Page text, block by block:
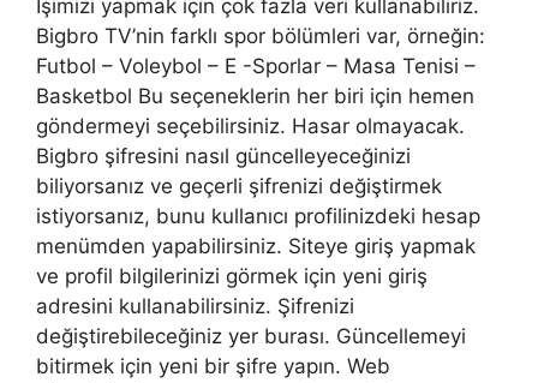
İşimizi yapmak için çok fazla veri kullanabiliriz.
Bigbro TV’nin farklı spor bölümleri var, örneğin:
Futbol – Voleybol – E -Sporlar – Masa Tenisi –
Basketbol Bu seçeneklerin her biri için hemen
göndermeyi seçebilirsiniz. Hasar olmayacak.
Bigbro şifresini nasıl güncelleyeceğinizi
biliyorsanız ve geçerli şifrenizi değiştirmek
istiyorsanız, bunu kullanıcı profilinizdeki hesap
menümden yapabilirsiniz. Siteye giriş yapmak
ve profil bilgilerinizi görmek için yeni giriş
adresini kullanabilirsiniz. Şifrenizi
değiştirebileceğiniz yer burası. Güncellemeyi
bitirmek için yeni bir şifre yapın. Web